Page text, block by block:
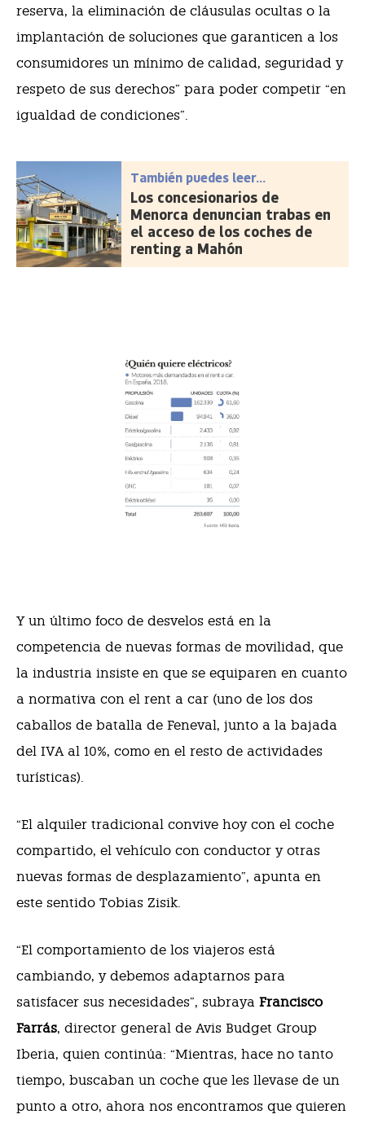
reserva, la eliminación de cláusulas ocultas o la
implantación de soluciones que garanticen a los
consumidores un mínimo de calidad, seguridad y
respeto de sus derechos” para poder competir “en
igualdad de condiciones”.
También puedes leer...
Los concesionarios de
Menorca denuncian trabas en
el acceso de los coches de
renting a Mahón
Y un último foco de desvelos está en la
competencia de nuevas formas de movilidad, que
la industria insiste en que se equiparen en cuanto
a normativa con el rent a car (uno de los dos
caballos de batalla de Feneval, junto a la bajada
del IVA al 10%, como en el resto de actividades
turísticas).
“El alquiler tradicional convive hoy con el coche
compartido, el vehículo con conductor y otras
nuevas formas de desplazamiento”, apunta en
este sentido Tobias Zisik.
“El comportamiento de los viajeros está
cambiando, y debemos adaptarnos para
satisfacer sus necesidades”, subraya Francisco
Farrás, director general de Avis Budget Group
Iberia, quien continúa: “Mientras, hace no tanto
tiempo, buscaban un coche que les llevase de un
punto a otro, ahora nos encontramos que quieren